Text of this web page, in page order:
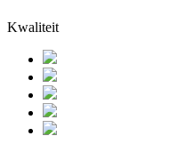
Kwaliteit